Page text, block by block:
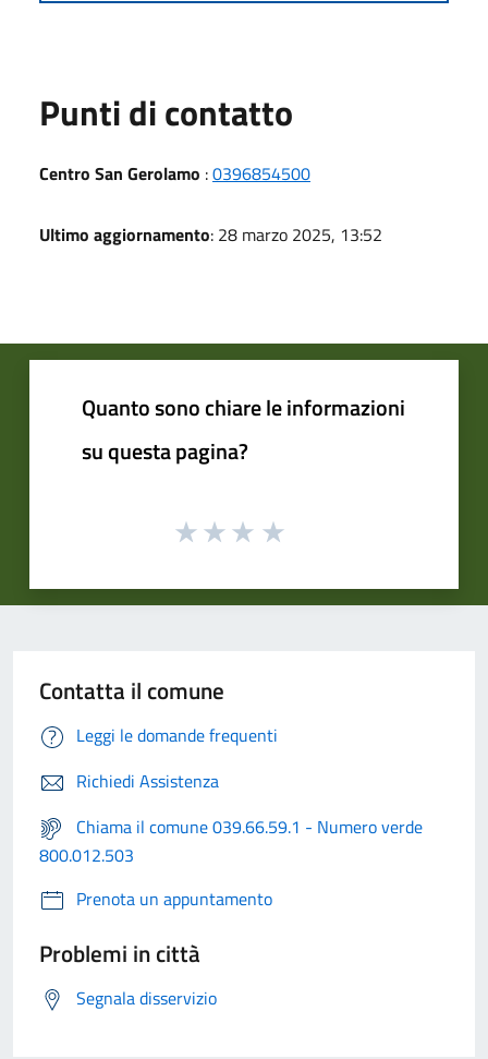
Punti di contatto
Centro San Gerolamo :0396854500
Ultimo aggiornamento: 28 marzo 2025, 13:52
Quanto sono chiare le informazioni
su questa pagina?
Contatta il comune
Leggi le domande frequenti
Richiedi Assistenza
Chiama il comune 039.66.59.1 - Numero verde
800.012.503
Prenota un appuntamento
Problemi in città
Segnala disservizio